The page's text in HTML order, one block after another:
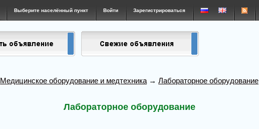
Выберите населённый пункт Войти Зарегистрироваться
Медицинское оборудование и медтехника →Лабораторное оборудование
Лабораторное оборудование